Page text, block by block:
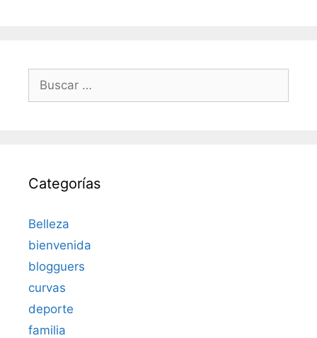
Categorías
Belleza
bienvenida
blogguers
curvas
deporte
familia